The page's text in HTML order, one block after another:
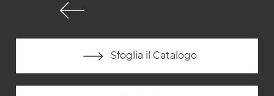
Sfoglia il Catalogo